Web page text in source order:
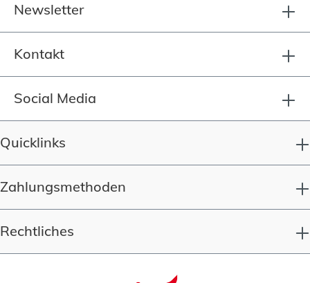
Newsletter
Kontakt
Social Media
Quicklinks
Zahlungsmethoden
Rechtliches